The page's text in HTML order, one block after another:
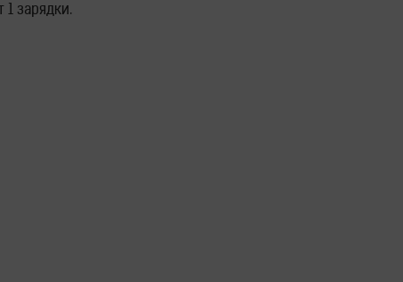
1 зарядки.